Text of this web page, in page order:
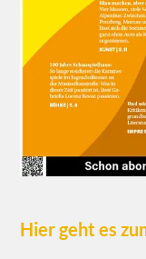
Hier geht es